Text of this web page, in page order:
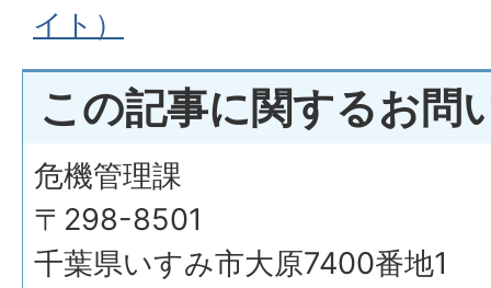
イト）
この記事に関するお問
危機管理課
〒298-8501
千葉県いすみ市大原7400番地1